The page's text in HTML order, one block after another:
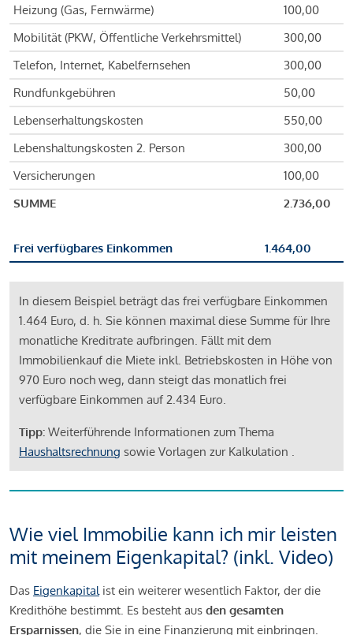
Heizung (Gas, Fernwärme)
100,00
Mobilität (PKW, Öffentliche Verkehrsmittel)
300,00
Telefon, Internet, Kabelfernsehen
300,00
Rundfunkgebühren
50,00
Lebenserhaltungskosten
550,00
Lebenshaltungskosten 2. Person
300,00
Versicherungen
100,00
SUMME
2.736,00
Frei verfügbares Einkommen 1.464,00
In diesem Beispiel beträgt das frei verfügbare Einkommen
1.464 Euro, d. h. Sie können maximal diese Summe für Ihre
monatliche Kreditrate aufbringen. Fällt mit dem
Immobilienkauf die Miete inkl. Betriebskosten in Höhe von
970 Euro noch weg, dann steigt das monatlich frei
verfügbare Einkommen auf 2.434 Euro.
Tipp: Weiterführende Informationen zum Thema
Haushaltsrechnung sowie Vorlagen zur Kalkulation .
Wie viel Immobilie kann ich mir leisten
mit meinem Eigenkapital? (inkl. Video)
Das Eigenkapitalist ein weiterer wesentlich Faktor, der die
Kredithöhe bestimmt. Es besteht aus den gesamten
Ersparnissen, die Sie in eine Finanzierung mit einbringen.